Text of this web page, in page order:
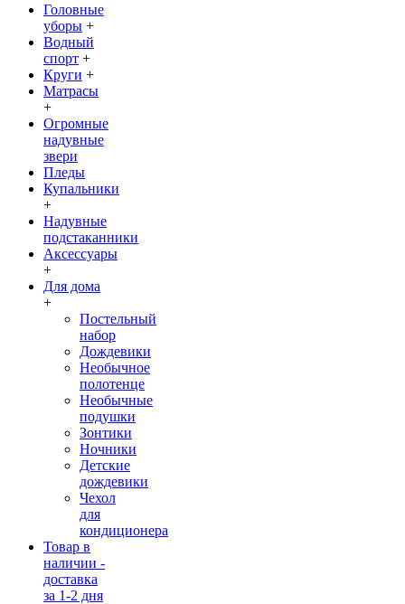
Головные
уборы +
Водный
спорт +
Круги +
Матрасы
+
Огромные
надувные
звери
Пледы
Купальники
+
Надувные
подстаканники
Аксессуары
+
Для дома
+
Постельный
набор
Дождевики
Необычное
полотенце
Необычные
подушки
Зонтики
Ночники
Детские
дождевики
Чехол
для
кондиционера
Товар в
наличии -
доставка
за 1-2 дня